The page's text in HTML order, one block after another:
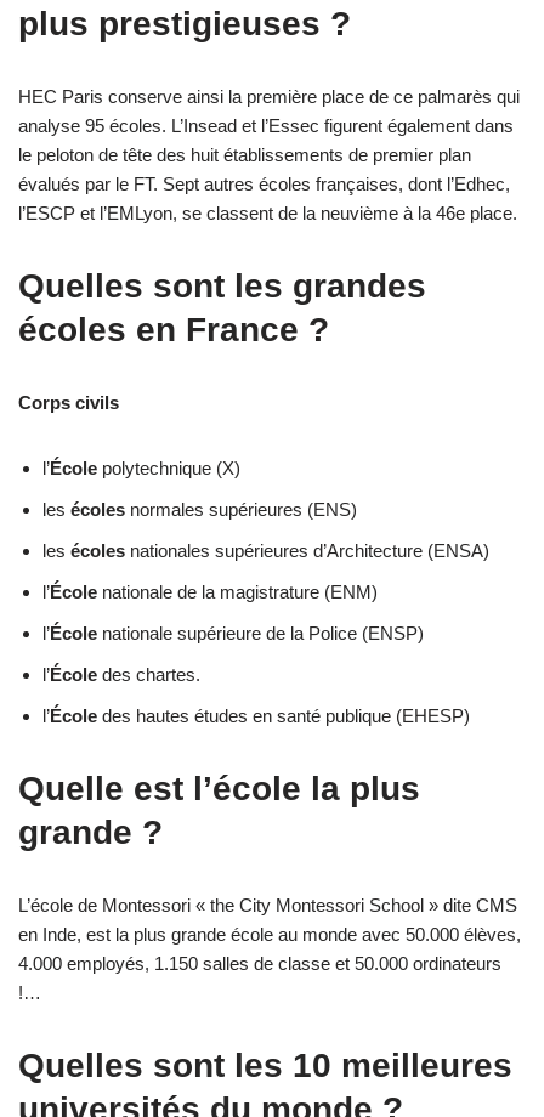
plus prestigieuses ?
HEC Paris conserve ainsi la première place de ce palmarès qui
analyse 95 écoles. L’Insead et l’Essec figurent également dans
le peloton de tête des huit établissements de premier plan
évalués par le FT. Sept autres écoles françaises, dont l’Edhec,
l’ESCP et l’EMLyon, se classent de la neuvième à la 46e place.
Quelles sont les grandes
écoles en France ?
Corps civils
l’École polytechnique (X)
les écoles normales supérieures (ENS)
les écoles nationales supérieures d’Architecture (ENSA)
l’École nationale de la magistrature (ENM)
l’École nationale supérieure de la Police (ENSP)
l’École des chartes.
l’École des hautes études en santé publique (EHESP)
Quelle est l’école la plus
grande ?
L’école de Montessori « the City Montessori School » dite CMS
en Inde, est la plus grande école au monde avec 50.000 élèves,
4.000 employés, 1.150 salles de classe et 50.000 ordinateurs
!…
Quelles sont les 10 meilleures
universités du monde ?